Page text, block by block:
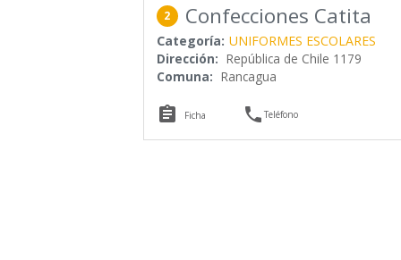
2 Confecciones Catita
Categoría: UNIFORMES ESCOLARES
Dirección: República de Chile 1179
Comuna: Rancagua
 Ficha Teléfono